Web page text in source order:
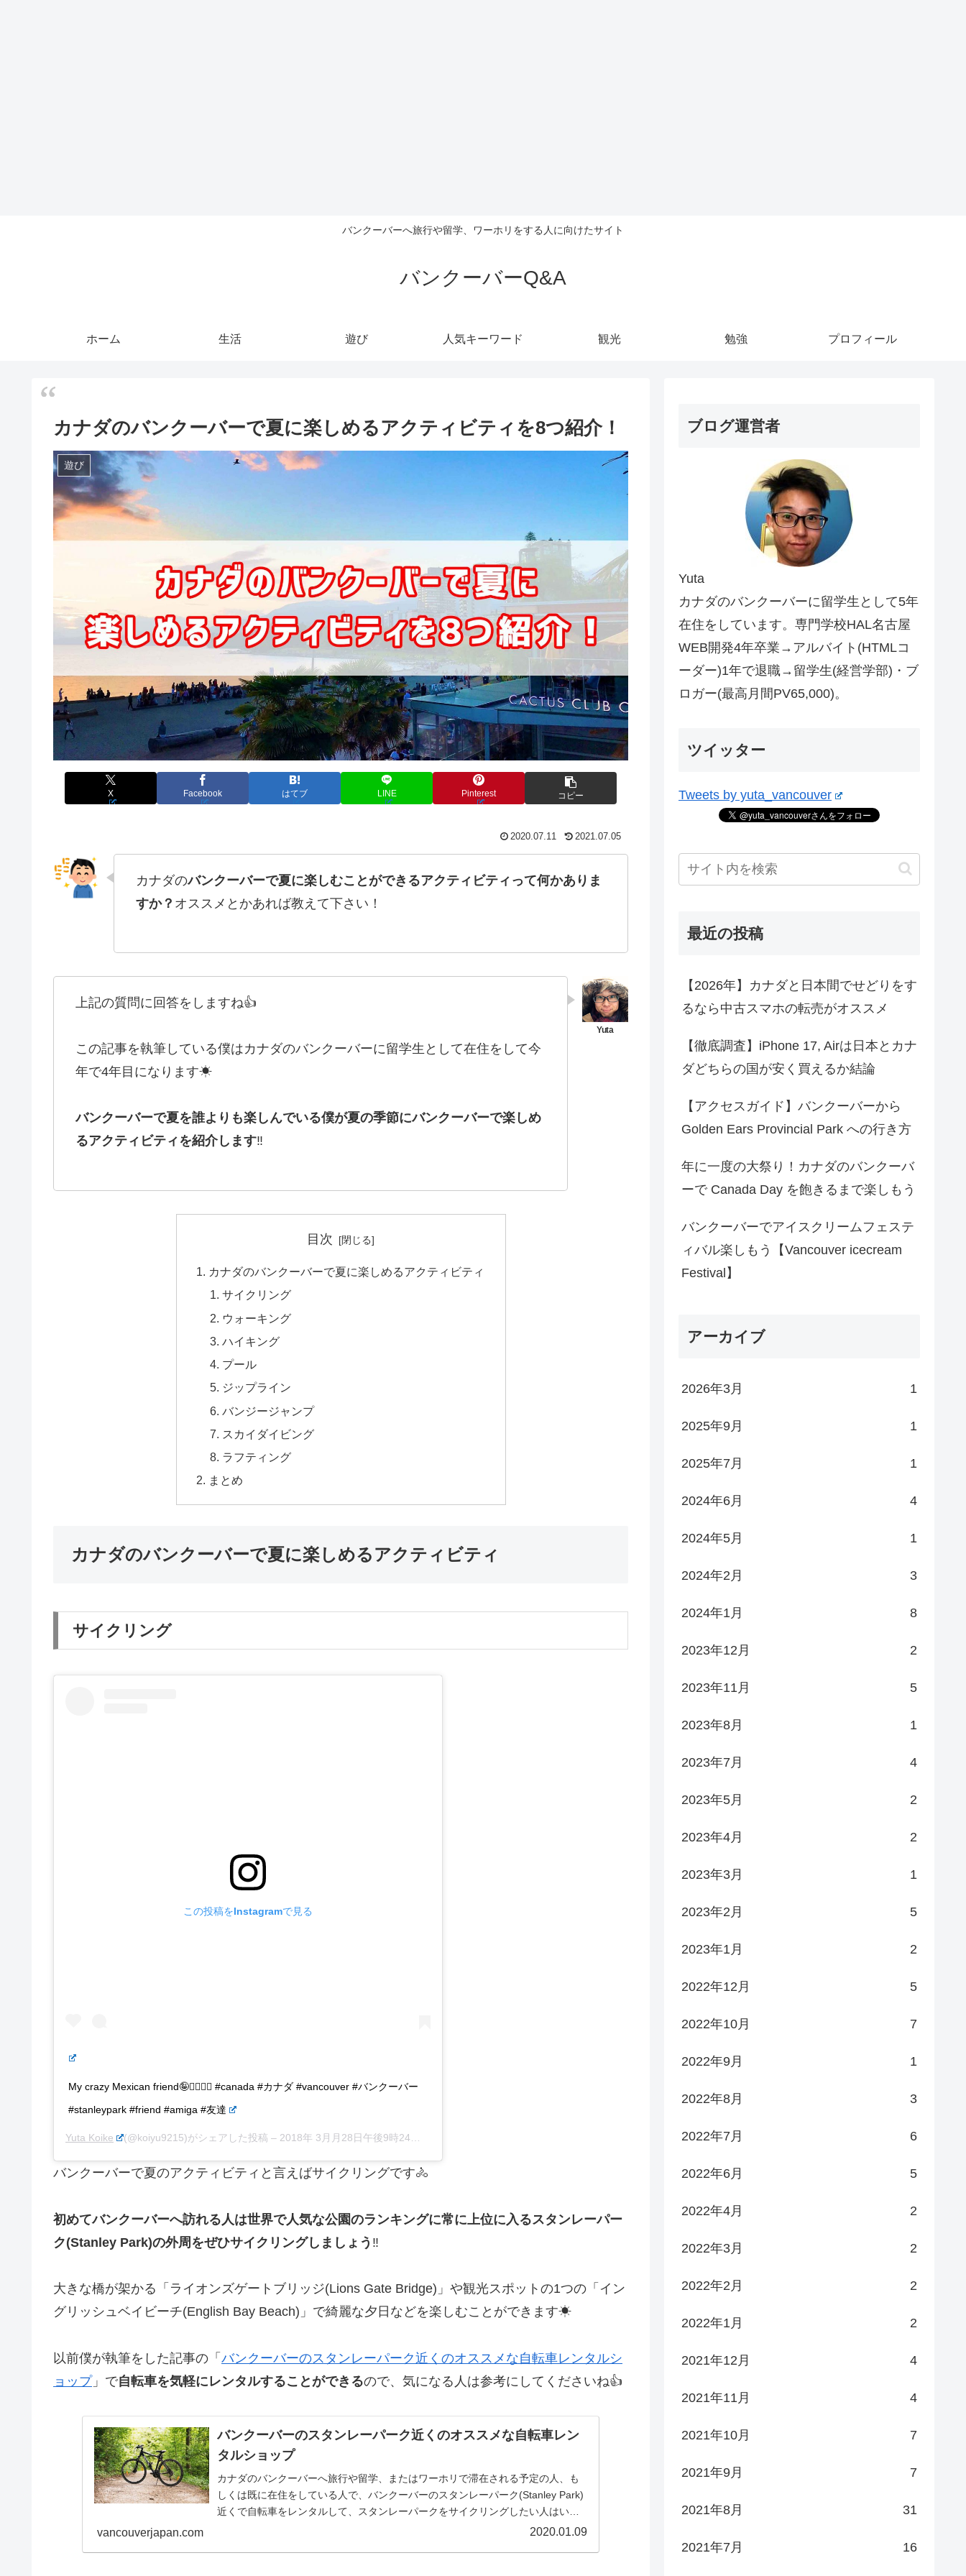
バンクーバーへ旅行や留学、ワーホリをする人に向けたサイト
バンクーバーQ&A
ホーム 生活 遊び 人気キーワード 観光 勉強 プロフィール
カナダのバンクーバーで夏に楽しめるアクティビティを8つ紹介！
遊び
X Facebook はてブ LINE Pinterest コピー
2020.07.11 2021.07.05
カナダのバンクーバーで夏に楽しむことができるアクティビティって何かありま
すか？ オススメとかあれば教えて下さい！
上記の質問に回答をしますね👍
この記事を執筆している僕はカナダのバンクーバーに留学生として在住をして今
年で4年目になります☀︎
バンクーバーで夏を誰よりも楽しんでいる僕が夏の季節にバンクーバーで楽しめ
るアクティビティを紹介します‼️
目次
カナダのバンクーバーで夏に楽しめるアクティビティ
サイクリング
ウォーキング
ハイキング
プール
ジップライン
バンジージャンプ
スカイダイビング
ラフティング
まとめ
カナダのバンクーバーで夏に楽しめるアクティビティ
サイクリング
この投稿をInstagramで見る
My crazy Mexican friend🤪🚴‍♀️🚴‍♂️ #canada #カナダ #vancouver #バンクーバー
#stanleypark #friend #amiga #友達
Yuta Koike (@koiyu9215)がシェアした投稿 – 2018年 3月月28日午後9時24分PDT
バンクーバーで夏のアクティビティと言えばサイクリングです🚴
初めてバンクーバーへ訪れる人は世界で人気な公園のランキングに常に上位に入るスタンレーパー
ク(Stanley Park)の外周をぜひサイクリングしましょう ‼️
大きな橋が架かる「ライオンズゲートブリッジ(Lions Gate Bridge)」や観光スポットの1つの「イン
グリッシュベイビーチ(English Bay Beach)」で綺麗な夕日などを楽しむことができます☀︎
以前僕が執筆をした記事の「 バンクーバーのスタンレーパーク近くのオススメな自転車レンタルシ
ョップ」で自転車を気軽にレンタルすることができるので、気になる人は参考にしてくださいね👍
バンクーバーのスタンレーパーク近くのオススメな自転車レン
タルショップ
カナダのバンクーバーへ旅行や留学、またはワーホリで滞在される予定の人、も
しくは既に在住をしている人で、バンクーバーのスタンレーパーク(Stanley Park)
近くで自転車をレンタルして、スタンレーパークをサイクリングしたい人はいま
vancouverjapan.com 2020.01.09
ブログ運営者
Yuta
カナダのバンクーバーに留学生として5年
在住をしています。専門学校HAL名古屋
WEB開発4年卒業→アルバイト(HTMLコ
ーダー)1年で退職→留学生(経営学部)・ブ
ロガー(最高月間PV65,000)。
ツイッター
Tweets by yuta_vancouver
最近の投稿
【2026年】カナダと日本間でせどりをす
るなら中古スマホの転売がオススメ
【徹底調査】iPhone 17, Airは日本とカナ
ダどちらの国が安く買えるか結論
【アクセスガイド】バンクーバーから
Golden Ears Provincial Park への行き方
年に一度の大祭り！カナダのバンクーバ
ーで Canada Day を飽きるまで楽しもう
バンクーバーでアイスクリームフェステ
ィバル楽しもう【Vancouver icecream
Festival】
アーカイブ
2026年3月 1
2025年9月 1
2025年7月 1
2024年6月 4
2024年5月 1
2024年2月 3
2024年1月 8
2023年12月 2
2023年11月 5
2023年8月 1
2023年7月 4
2023年5月 2
2023年4月 2
2023年3月 1
2023年2月 5
2023年1月 2
2022年12月 5
2022年10月 7
2022年9月 1
2022年8月 3
2022年7月 6
2022年6月 5
2022年4月 2
2022年3月 2
2022年2月 2
2022年1月 2
2021年12月 4
2021年11月 4
2021年10月 7
2021年9月 7
2021年8月 31
2021年7月 16